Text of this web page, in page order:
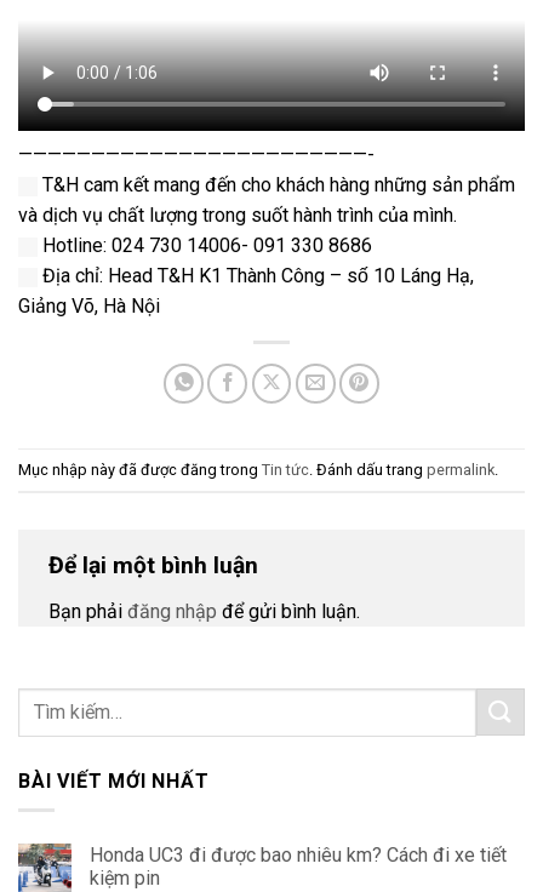
————————————————————————-
T&H cam kết mang đến cho khách hàng những sản phẩm
và dịch vụ chất lượng trong suốt hành trình của mình.
Hotline: 024 730 14006- 091 330 8686
Địa chỉ: Head T&H K1 Thành Công – số 10 Láng Hạ,
Giảng Võ, Hà Nội
Mục nhập này đã được đăng trong Tin tức . Đánh dấu trang permalink
Để lại một bình luận
Bạn phải đăng nhập để gửi bình luận.
BÀI VIẾT MỚI NHẤT
Honda UC3 đi được bao nhiêu km? Cách đi xe tiết
kiệm pin